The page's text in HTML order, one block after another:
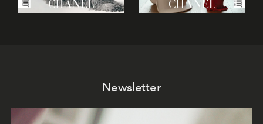
Newsletter